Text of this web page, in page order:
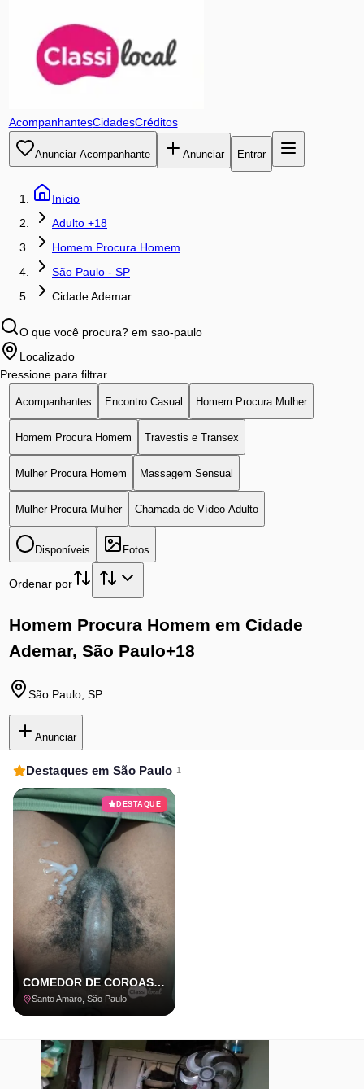
AcompanhantesCidadesCréditos
Anunciar Acompanhante Anunciar Entrar
Início
Adulto +18
Homem Procura Homem
São Paulo - SP
Cidade Ademar
O que você procura? em sao-paulo
Localizado
Pressione para filtrar
Acompanhantes Encontro Casual Homem Procura Mulher
Homem Procura Homem Travestis e Transex
Mulher Procura Homem Massagem Sensual
Mulher Procura Mulher Chamada de Vídeo Adulto
Disponíveis Fotos
Ordenar por
Homem Procura Homem em Cidade
Ademar, São Paulo+18
São Paulo, SP
Anunciar
Destaques em São Paulo 1
DESTAQUE
COMEDOR DE COROAS E CASADOS COM LOCAL
Santo Amaro, São Paulo